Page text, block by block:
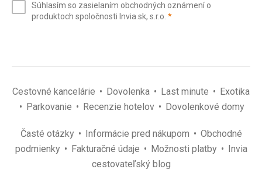
(povinné)
Súhlasím so zasielaním obchodných oznámení o
produktoch spoločnosti Invia.sk, s.r.o. *(povinné)
Cestovné kancelárie Dovolenka Last minute
Exotika
Parkovanie
Recenzie hotelov Dovolenkové domy
Časté otázky Informácie pred nákupom
Obchodné
podmienky
Fakturačné údaje Možnosti platby
Invia
cestovateľský blog